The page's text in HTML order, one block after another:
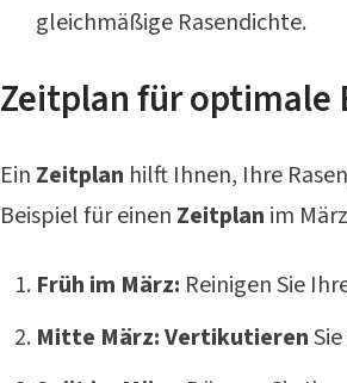
gleichmäßige Rasendichte.
Zeitplan für optimale
Ein Zeitplan hilft Ihnen, Ihre
Beispiel für einen Zeitplan im
Früh im März: Reinigen Sie
Mitte März:Vertikutieren